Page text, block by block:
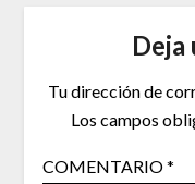
Deja
Tu dirección de
Los campos
COMENTARIO*